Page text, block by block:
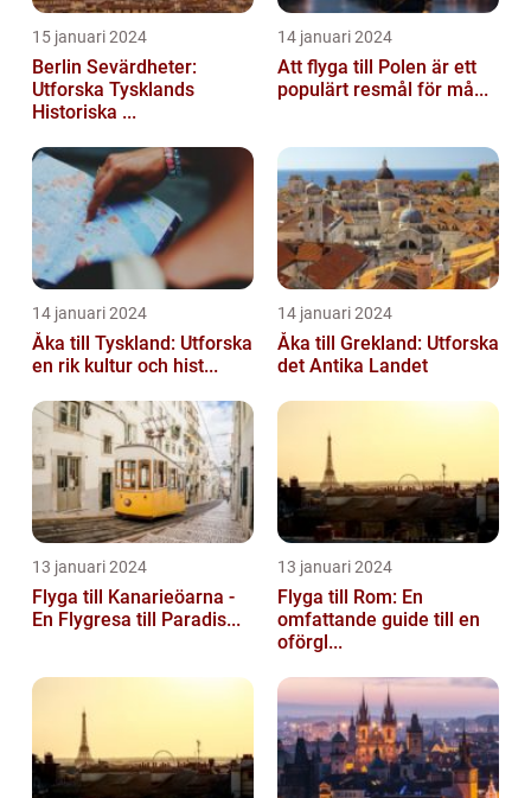
15 januari 2024
Berlin Sevärdheter:
Utforska Tysklands
Historiska ...
14 januari 2024
Att flyga till Polen är ett
populärt resmål för må...
14 januari 2024
Åka till Tyskland: Utforska
en rik kultur och hist...
14 januari 2024
Åka till Grekland: Utforska
det Antika Landet
13 januari 2024
Flyga till Kanarieöarna -
En Flygresa till Paradis...
13 januari 2024
Flyga till Rom: En
omfattande guide till en
oförgl...